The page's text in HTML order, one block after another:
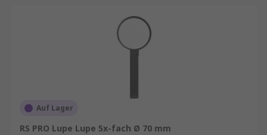
Auf Lager
RS PRO Lupe Lupe 5x-fach Ø 70 mm